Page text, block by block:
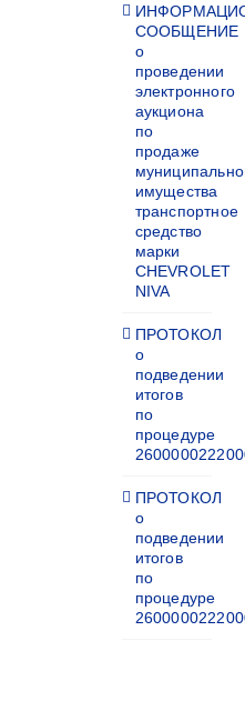
СООБЩЕНИЕ
о
проведении
электронного
аукциона
по
продаже
имущества
транспортное
средство
марки
CHEVROLET
NIVA
ПРОТОКОЛ
о
подведении
итогов
по
процедуре
ПРОТОКОЛ
о
подведении
итогов
по
процедуре